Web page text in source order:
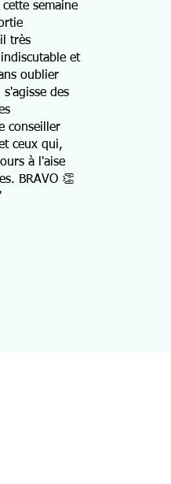
semaine
très
et
oublier
des
conseiller
ceux qui,
à l'aise
BRAVO 👏